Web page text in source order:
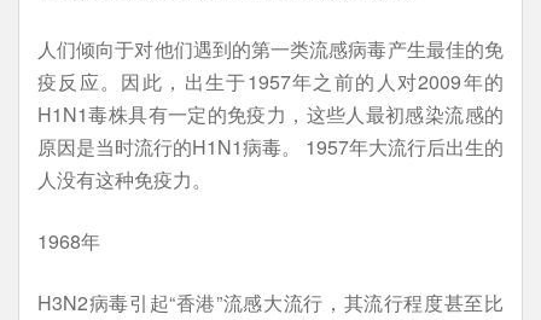
人们倾向于对他们遇到的第一类流感病毒产生最佳的免
疫反应。因此，出生于1957年之前的人对2009年的
H1N1毒株具有一定的免疫力，这些人最初感染流感的
原因是当时流行的H1N1病毒。 1957年大流行后出生的
人没有这种免疫力。
1968年
H3N2病毒引起“香港”流感大流行，其流行程度甚至比